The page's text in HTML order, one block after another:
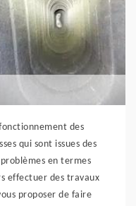
des
qui sont issues des
en termes
effectuer des travaux
proposer de faire